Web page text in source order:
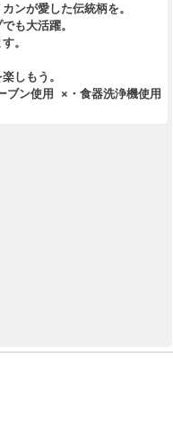
ンが愛した伝統柄を。
も大活躍。
。
しもう。
ブン使用 ×・食器洗浄機使用